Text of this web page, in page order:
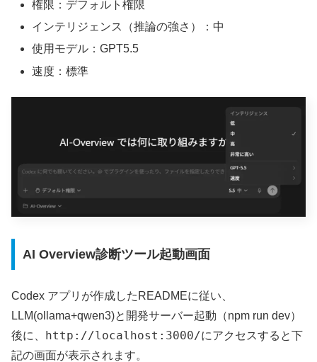
権限：デフォルト権限
インテリジェンス（推論の強さ）：中
使用モデル：GPT5.5
速度：標準
AI Overview診断ツール起動画面
Codex アプリが作成したREADMEに従い、
LLM(ollama+qwen3)と開発サーバー起動（npm run dev）
後に、 http://localhost:3000/にアクセスすると下
記の画面が表示されます。